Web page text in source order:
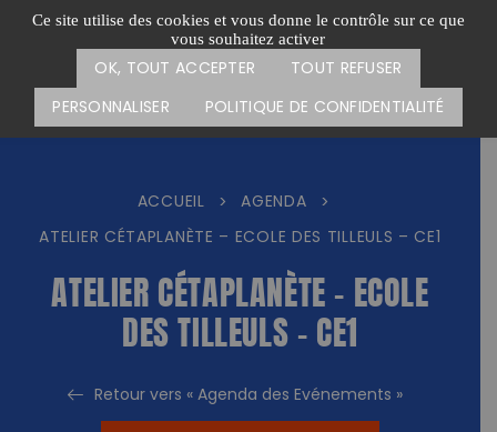
Ce site utilise des cookies et vous donne le contrôle sur ce que
vous souhaitez activer
OK, TOUT ACCEPTER
TOUT REFUSER
PERSONNALISER
POLITIQUE DE CONFIDENTIALITÉ
Passer
Menu
CARTE DES ACTIONS FAIRE UN DON
ACCUEIL > AGENDA
>
ATELIER CÉTAPLANÈTE – ECOLE DES TILLEULS – CE1
ATELIER CÉTAPLANÈTE – ECOLE
DES TILLEULS – CE1
Retour vers « Agenda des Evénements »